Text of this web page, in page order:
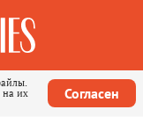
на их
Согласен